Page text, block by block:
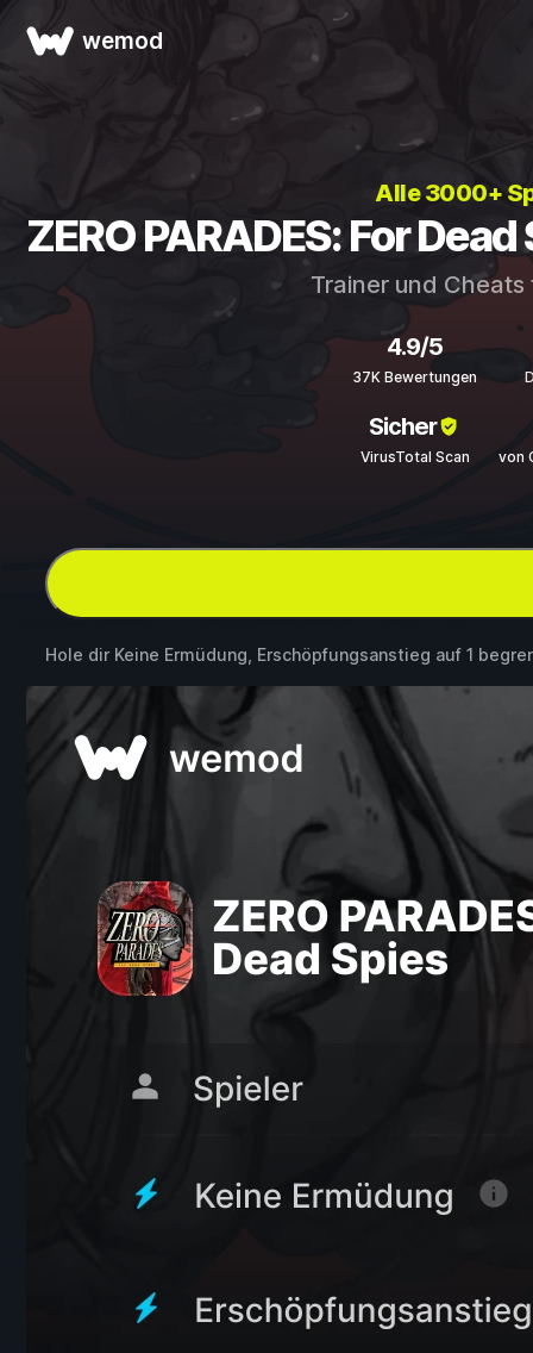
wemod
Alle 3000+
ZERO PARADES: For
Trainer und
4.9/5
37K Bewertungen
Sicher
VirusTotal Scan von
Hole dir Keine Ermüdung, Erschöpfungsanstieg auf 1